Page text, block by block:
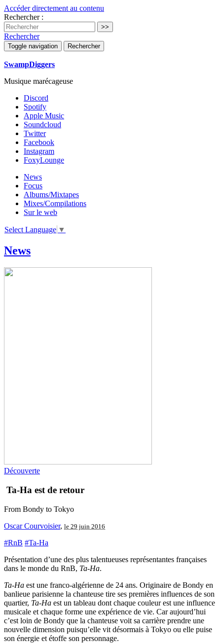
Accéder directement au contenu
Rechercher :
Rechercher
Toggle navigation Rechercher
SwampDiggers
Musique marécageuse
Discord
Spotify
Apple Music
Soundcloud
Twitter
Facebook
Instagram
FoxyLounge
News
Focus
Albums/Mixtapes
Mixes/Compilations
Sur le web
Select Language ▼
News
Découverte
Ta-Ha est de retour
From Bondy to Tokyo
Oscar Courvoisier, le 29 juin 2016
#RnB #Ta-Ha
Présentation d’une des plus talentueuses représentantes françaises
dans le monde du RnB, Ta-Ha.
Ta-Ha est une franco-algérienne de 24 ans. Originaire de Bondy en
banlieue parisienne la chanteuse tire ses premières influences de son
quartier, Ta-Ha est un tableau dont chaque couleur est une influence
musicale et chaque forme une expérience de vie. Car aujourd’hui
c’est loin de Bondy que la chanteuse voit sa carrière prendre une
nouvelle dimension puisqu’elle vit désormais à Tokyo ou elle puise
son énergie et étoffe son personnage.